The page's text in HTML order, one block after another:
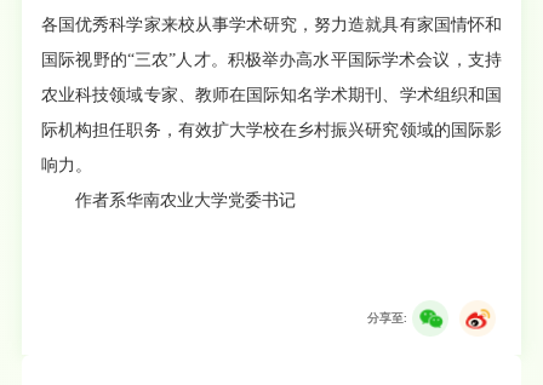
各国优秀科学家来校从事学术研究，努力造就具有家国情怀和
国际视野的“三农”人才。积极举办高水平国际学术会议，支持
农业科技领域专家、教师在国际知名学术期刊、学术组织和国
际机构担任职务，有效扩大学校在乡村振兴研究领域的国际影
响力。
作者系华南农业大学党委书记
分享至: